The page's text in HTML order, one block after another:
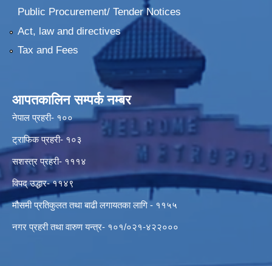
Public Procurement/ Tender Notices
Act, law and directives
Tax and Fees
आपतकालिन सम्पर्क नम्बर
नेपाल प्रहरी- १००
ट्राफिक प्रहरी- १०३
सशस्त्र प्रहरी- १११४
विपद् उद्धार- ११४९
मौसमी प्रतिकुलत तथा बाढी लगायतका लागि - ११५५
नगर प्रहरी तथा वारुण यन्त्र- १०१/०२१-४२२०००